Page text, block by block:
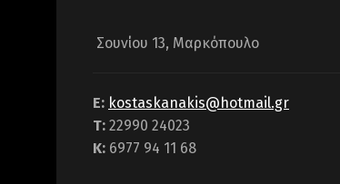
Σουνίου 13, Μαρκόπουλο
Ε: kostaskanakis@hotmail.gr
Τ: 22990 24023
Κ: 6977 94 11 68